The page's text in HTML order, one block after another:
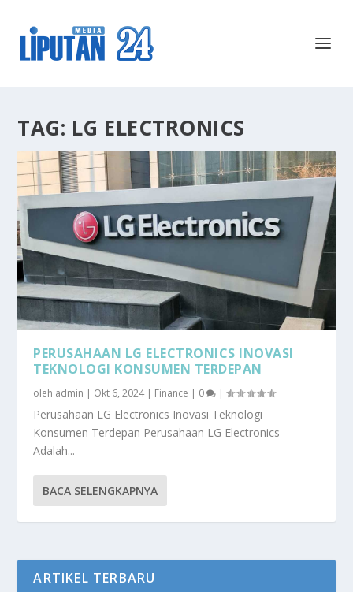
TAG: LG ELECTRONICS
PERUSAHAAN LG ELECTRONICS INOVASI
TEKNOLOGI KONSUMEN TERDEPAN
oleh admin | Okt 6, 2024| Finance | 0 |
Perusahaan LG Electronics Inovasi Teknologi
Konsumen Terdepan Perusahaan LG Electronics
Adalah...
BACA SELENGKAPNYA
ARTIKEL TERBARU